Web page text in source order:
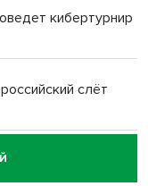
кибертурнир
слёт